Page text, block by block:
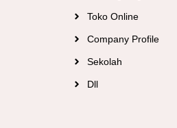
Toko Online
Company Profile
Sekolah
Dll